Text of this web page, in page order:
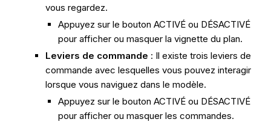
vous regardez.
Appuyez sur le bouton ACTIVÉ ou DÉSACTIVÉ
pour afficher ou masquer la vignette du plan.
Leviers de commande : Il existe trois leviers de
commande avec lesquelles vous pouvez interagir
lorsque vous naviguez dans le modèle.
Appuyez sur le bouton ACTIVÉ ou DÉSACTIVÉ
pour afficher ou masquer les commandes.